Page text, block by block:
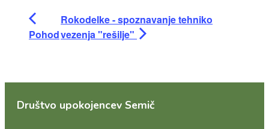
Pohod
Rokodelke - spoznavanje tehniko
vezenja "rešilje"
Društvo upokojencev Semič